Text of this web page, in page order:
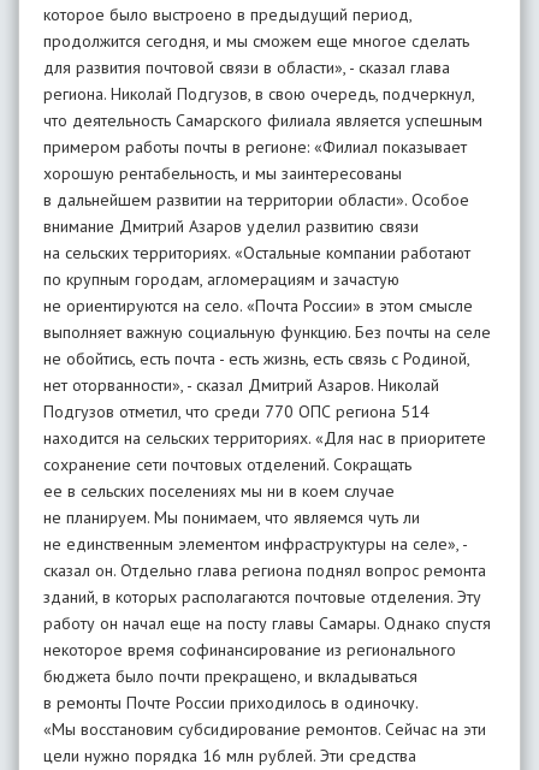
которое было выстроено в предыдущий период,
продолжится сегодня, и мы сможем еще многое сделать
для развития почтовой связи в области», - сказал глава
региона. Николай Подгузов, в свою очередь, подчеркнул,
что деятельность Самарского филиала является успешным
примером работы почты в регионе: «Филиал показывает
хорошую рентабельность, и мы заинтересованы
в дальнейшем развитии на территории области». Особое
внимание Дмитрий Азаров уделил развитию связи
на сельских территориях. «Остальные компании работают
по крупным городам, агломерациям и зачастую
не ориентируются на село. «Почта России» в этом смысле
выполняет важную социальную функцию. Без почты на селе
не обойтись, есть почта - есть жизнь, есть связь с Родиной,
нет оторванности», - сказал Дмитрий Азаров. Николай
Подгузов отметил, что среди 770 ОПС региона 514
находится на сельских территориях. «Для нас в приоритете
сохранение сети почтовых отделений. Сокращать
ее в сельских поселениях мы ни в коем случае
не планируем. Мы понимаем, что являемся чуть ли
не единственным элементом инфраструктуры на селе», -
сказал он. Отдельно глава региона поднял вопрос ремонта
зданий, в которых располагаются почтовые отделения. Эту
работу он начал еще на посту главы Самары. Однако спустя
некоторое время софинансирование из регионального
бюджета было почти прекращено, и вкладываться
в ремонты Почте России приходилось в одиночку.
«Мы восстановим субсидирование ремонтов. Сейчас на эти
цели нужно порядка 16 млн рублей. Эти средства